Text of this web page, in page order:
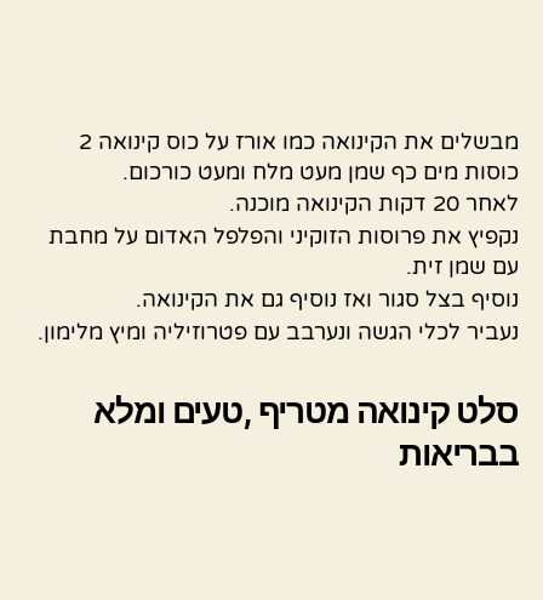
מבשלים את הקינואה כמו אורז על כוס קינואה 2
כוסות מים כף שמן מעט מלח ומעט כורכום.
לאחר 20 דקות הקינואה מוכנה.
נקפיץ את פרוסות הזוקיני והפלפל האדום על מחבת
עם שמן זית.
נוסיף בצל סגור ואז נוסיף גם את הקינואה.
נעביר לכלי הגשה ונערבב עם פטרוזיליה ומיץ מלימון.
סלט קינואה מטריף ,טעים ומלא
בבריאות